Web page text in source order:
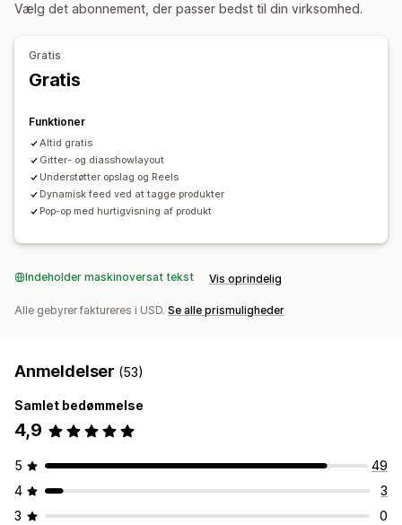
Vælg det abonnement, der passer bedst til din virksomhed.
Gratis
Gratis
Funktioner
Altid gratis
Gitter- og diasshowlayout
Understøtter opslag og Reels
Dynamisk feed ved at tagge produkter
Pop-op med hurtigvisning af produkt
Indeholder maskinoversat tekst Vis oprindelig
Alle gebyrer faktureres i USD. Se alle prismuligheder
Anmeldelser (53)
Samlet bedømmelse
4,9
5
49
4
3
3
0